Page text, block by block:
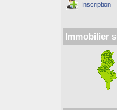
Inscription
Immobilier